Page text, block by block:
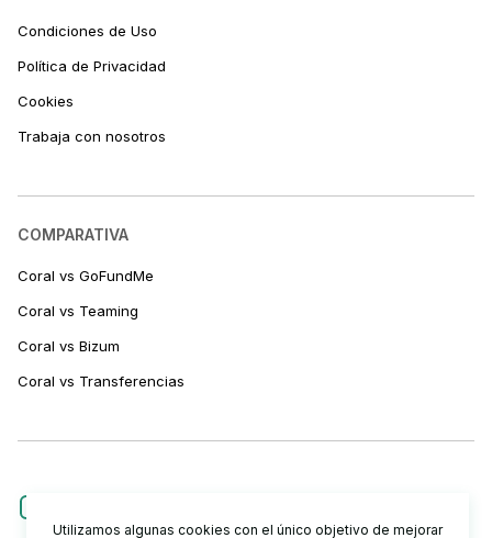
Condiciones de Uso
Política de Privacidad
Cookies
Trabaja con nosotros
COMPARATIVA
Coral vs GoFundMe
Coral vs Teaming
Coral vs Bizum
Coral vs Transferencias
Utilizamos algunas cookies con el único objetivo de mejorar